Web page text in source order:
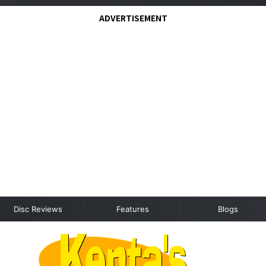
ADVERTISEMENT
Disc Reviews Features Blogs